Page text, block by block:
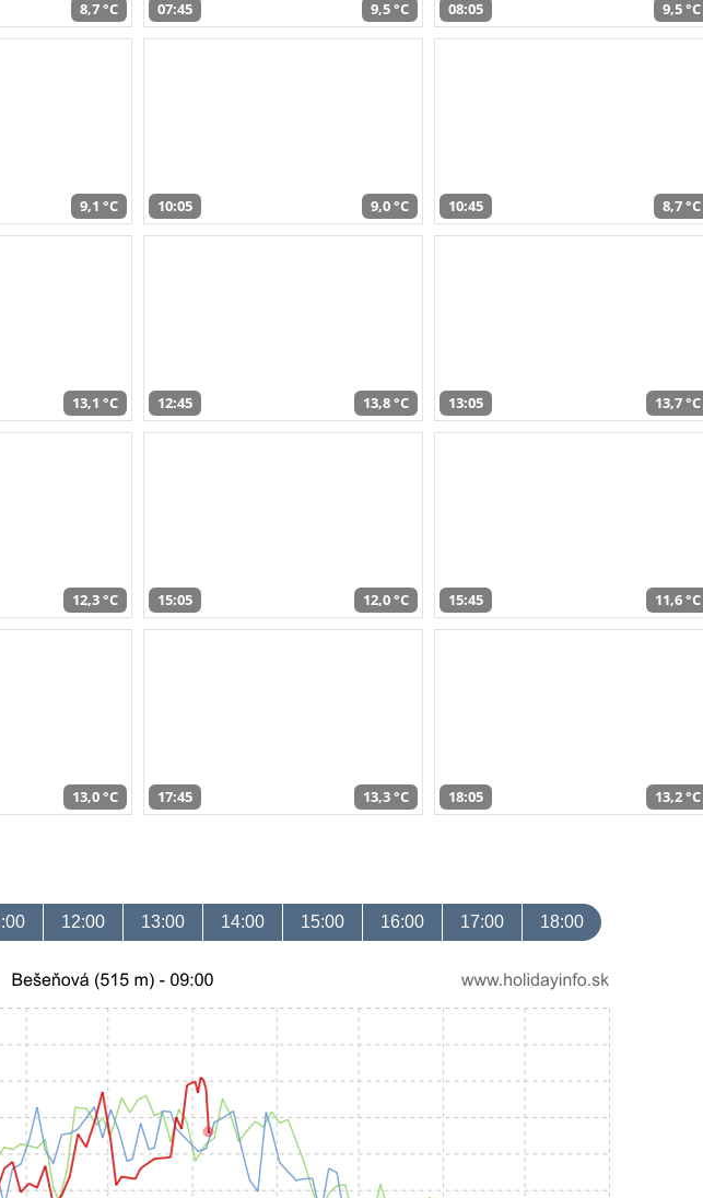
8,7 °C 07:45 9,5 °C 08:05 9,5 °C
9,1 °C 10:05 9,0 °C 10:45 8,7 °C
13,1 °C 12:45 13,8 °C 13:05 13,7 °C
12,3 °C 15:05 12,0 °C 15:45 11,6 °C
13,0 °C 17:45 13,3 °C 18:05 13,2 °C
12:00 13:00 14:00 15:00 16:00 17:00 18:00